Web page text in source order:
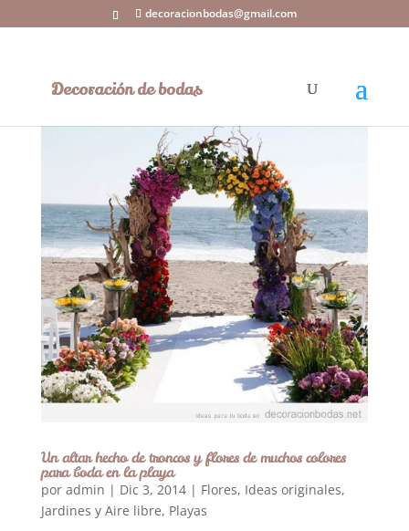
decoracionbodas@gmail.com
Un altar hecho de troncos y flores de muchos colores
para boda en la playa
por admin | Dic 3, 2014| Flores, Ideas originales,
Jardines y Aire libre, Playas